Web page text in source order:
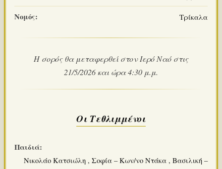
Νομός: Τρίκαλα
Η σορός θα μεταφερθεί στον Ιερό Ναό στις
21/5/2026 και ώρα 4:30 μ.μ.
Οι Τεθλιμμένοι
Παιδιά:
Νικολάο Κατσιώλη , Σοφία – Κων/νο Ντάκα , Βασιλική –